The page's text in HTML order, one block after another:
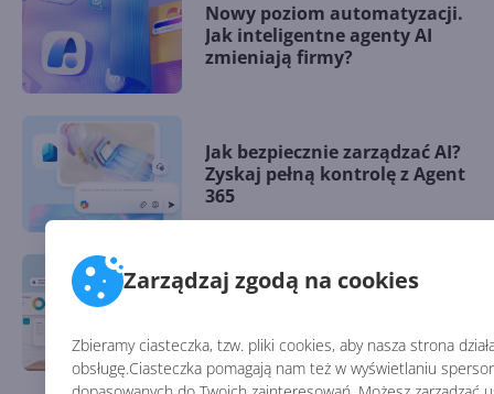
Zarządzaj zgodą na cookies
Zbieramy ciasteczka, tzw. pliki cookies, aby nasza strona
obsługę.Ciasteczka pomagają nam też w wyświetlaniu
Nowy poziom automatyzacji.
Jak inteligentne agenty AI
zmieniają firmy?
Jak bezpiecznie zarządzać AI?
Zyskaj pełną kontrolę z Agent
365
Od autora do orkiestratora.
pracę